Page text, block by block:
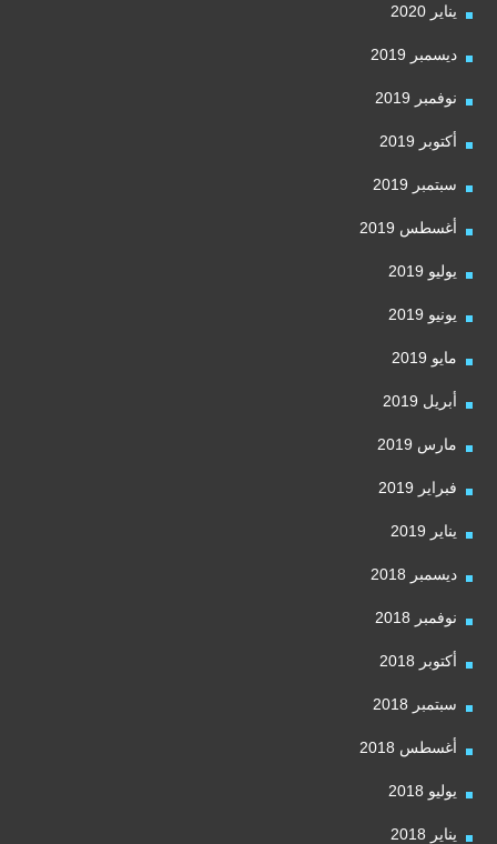
يناير 2020
ديسمبر 2019
نوفمبر 2019
أكتوبر 2019
سبتمبر 2019
أغسطس 2019
يوليو 2019
يونيو 2019
مايو 2019
أبريل 2019
مارس 2019
فبراير 2019
يناير 2019
ديسمبر 2018
نوفمبر 2018
أكتوبر 2018
سبتمبر 2018
أغسطس 2018
يوليو 2018
يناير 2018